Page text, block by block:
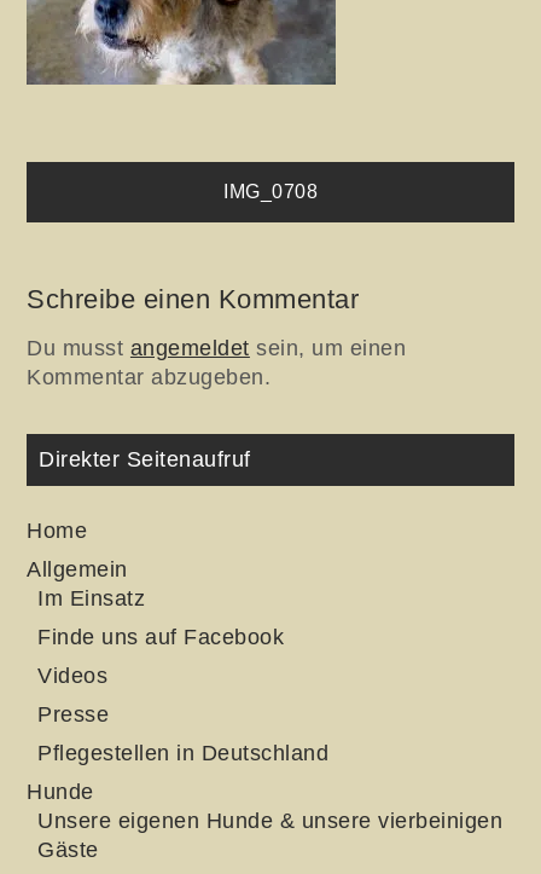
Beitragsnavigation
IMG_0708
Schreibe einen Kommentar
Du musst angemeldet sein, um einen
Kommentar abzugeben.
Direkter Seitenaufruf
Home
Allgemein
Im Einsatz
Finde uns auf Facebook
Videos
Presse
Pflegestellen in Deutschland
Hunde
Unsere eigenen Hunde & unsere vierbeinigen
Gäste